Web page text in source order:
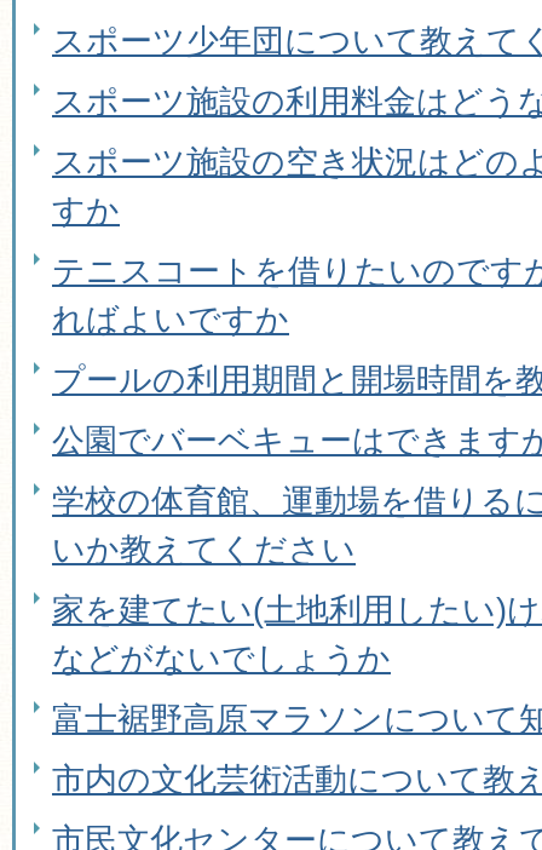
スポーツ少年団について教えて
スポーツ施設の利用料金はどう
スポーツ施設の空き状況はどの
すか
テニスコートを借りたいのです
ればよいですか
プールの利用期間と開場時間を
公園でバーベキューはできます
学校の体育館、運動場を借りる
いか教えてください
家を建てたい(土地利用したい)
などがないでしょうか
富士裾野高原マラソンについて
市内の文化芸術活動について教
市民文化センターについて教え